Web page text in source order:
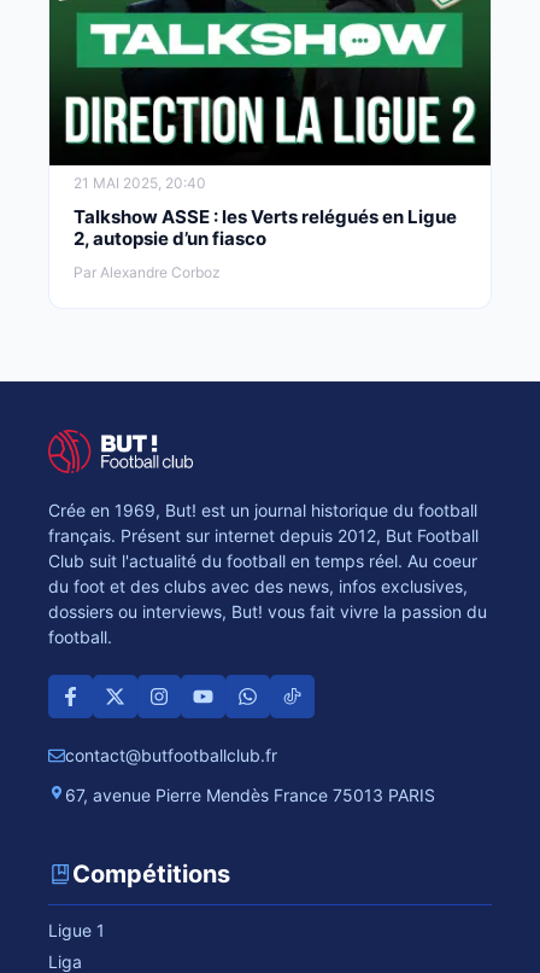
21 MAI 2025, 20:40
Talkshow ASSE : les Verts relégués en Ligue
2, autopsie d’un fiasco
Par Alexandre Corboz
Crée en 1969, But! est un journal historique du football
français. Présent sur internet depuis 2012, But Football
Club suit l'actualité du football en temps réel. Au coeur
du foot et des clubs avec des news, infos exclusives,
dossiers ou interviews, But! vous fait vivre la passion du
football.
contact@butfootballclub.fr
67, avenue Pierre Mendès France 75013 PARIS
Compétitions
Ligue 1
Liga